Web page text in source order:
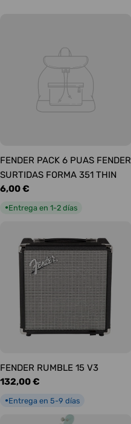
FENDER PACK 6 PUAS FENDER
SURTIDAS FORMA 351 THIN
Precio
6,00 €
●Entrega en 1-2 días
FENDER RUMBLE 15 V3
Precio
132,00 €
●Entrega en 5-9 días